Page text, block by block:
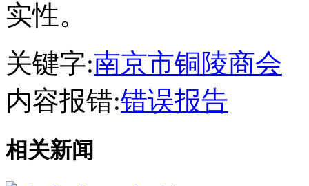
实性。
关键字:南京市铜陵商会
内容报错:错误报告
相关新闻